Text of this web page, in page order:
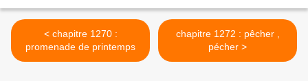
< chapitre 1270 :
promenade de printemps
chapitre 1272 : pêcher ,
pécher >